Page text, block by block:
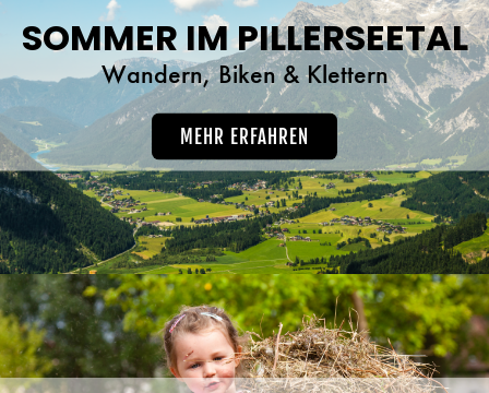
SOMMER IM PILLERSEETAL
Wandern, Biken & Klettern
MEHR ERFAHREN